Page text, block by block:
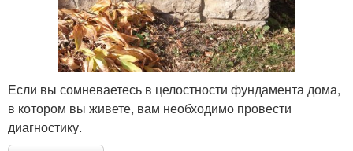
Если вы сомневаетесь в целостности фундамента дома,
в котором вы живете, вам необходимо провести
диагностику.